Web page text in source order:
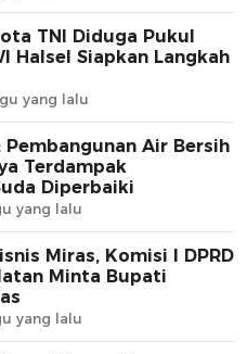
TNI Diduga Pukul
Halsel Siapkan Langkah
yang lalu
Pembangunan Air Bersih
Terdampak
Diperbaiki
yang lalu
Miras, Komisi I DPRD
Minta Bupati
yang lalu